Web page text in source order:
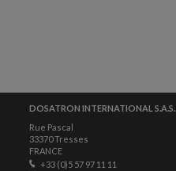
DOSATRON INTERNATIONAL S.A.S.
Rue Pascal
33370 Tresses
FRANCE
+33 (0)5 57 97 11 11